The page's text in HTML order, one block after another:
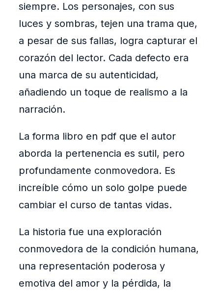
siempre. Los personajes, con sus
luces y sombras, tejen una trama que,
a pesar de sus fallas, logra capturar el
corazón del lector. Cada defecto era
una marca de su autenticidad,
añadiendo un toque de realismo a la
narración.
La forma libro en pdf que el autor
aborda la pertenencia es sutil, pero
profundamente conmovedora. Es
increíble cómo un solo golpe puede
cambiar el curso de tantas vidas.
La historia fue una exploración
conmovedora de la condición humana,
una representación poderosa y
emotiva del amor y la pérdida, la